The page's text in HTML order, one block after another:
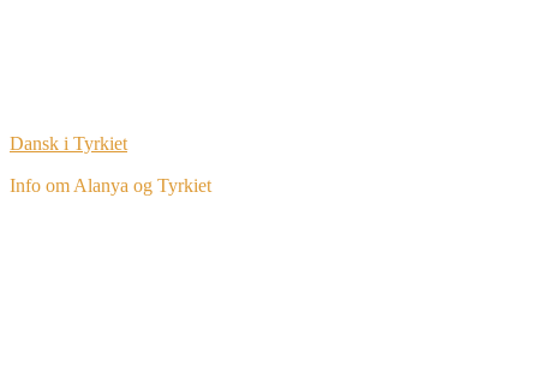
Dansk i Tyrkiet
Info om Alanya og Tyrkiet